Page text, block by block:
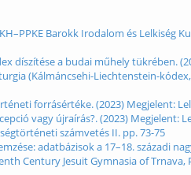
Barokk Irodalom és
díszítése a budai műhely tükrében.
(Kálmáncsehi-Liechtenstein-
forrásértéke. (2023) Megjelent:
vagy újraírás?. (2023) Megjelent:
számvetés II. pp. 73-75
adatbázisok a 17–18. századi
Century Jesuit Gymnasia of